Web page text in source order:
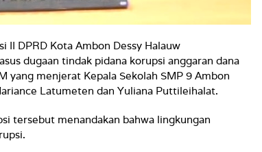
II DPRD Kota Ambon Dessy Halauw
dugaan tindak pidana korupsi anggaran dana
yang menjerat Kepala Sekolah SMP 9 Ambon
Latumeten dan Yuliana Puttileihalat.
tersebut menandakan bahwa lingkungan